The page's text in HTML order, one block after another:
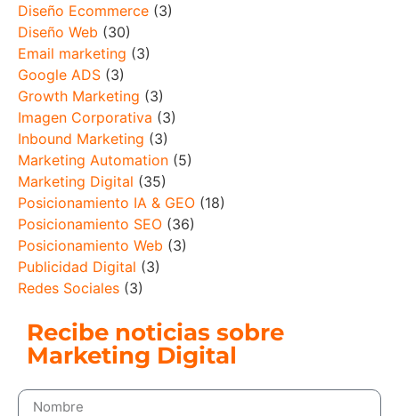
Diseño Ecommerce (3)
Diseño Web (30)
Email marketing (3)
Google ADS (3)
Growth Marketing (3)
Imagen Corporativa (3)
Inbound Marketing (3)
Marketing Automation (5)
Marketing Digital (35)
Posicionamiento IA & GEO (18)
Posicionamiento SEO (36)
Posicionamiento Web (3)
Publicidad Digital (3)
Redes Sociales (3)
Recibe noticias sobre
Marketing Digital